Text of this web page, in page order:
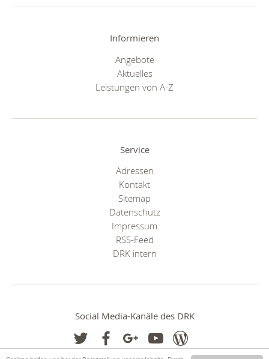
Informieren
Angebote
Aktuelles
Leistungen von A-Z
Service
Adressen
Kontakt
Sitemap
Datenschutz
Impressum
RSS-Feed
DRK intern
Social Media-Kanäle des DRK